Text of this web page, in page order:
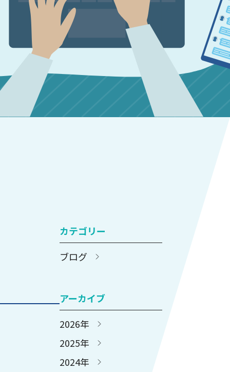
カテゴリー
ブログ
アーカイブ
2026年
2025年
2024年